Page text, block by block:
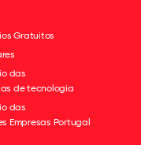
Gratuitos
das
de tecnologia
das
Empresas Portugal